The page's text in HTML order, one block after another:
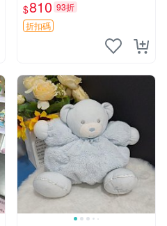
$810 93折
折扣碼